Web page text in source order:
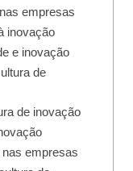
empresas
inovação
e inovação
de
de inovação
empresas